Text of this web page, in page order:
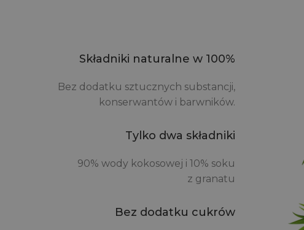
Składniki naturalne w 100%
Bez dodatku sztucznych substancji,
konserwantów i barwników.
Tylko dwa składniki
90% wody kokosowej i 10% soku
z granatu
Bez dodatku cukrów